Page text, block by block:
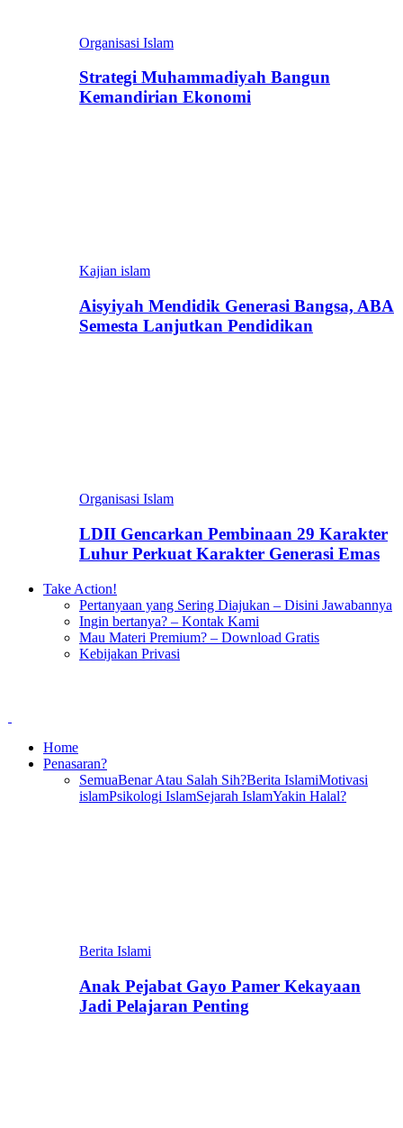
Organisasi Islam
Strategi Muhammadiyah Bangun
Kemandirian Ekonomi
Kajian islam
Aisyiyah Mendidik Generasi Bangsa, ABA
Semesta Lanjutkan Pendidikan
Organisasi Islam
LDII Gencarkan Pembinaan 29 Karakter
Luhur Perkuat Karakter Generasi Emas
Take Action!
Pertanyaan yang Sering Diajukan – Disini Jawabannya
Ingin bertanya? – Kontak Kami
Mau Materi Premium? – Download Gratis
Kebijakan Privasi
Home
Penasaran?
SemuaBenar Atau Salah Sih?Berita IslamiMotivasi
islamPsikologi IslamSejarah IslamYakin Halal?
Berita Islami
Anak Pejabat Gayo Pamer Kekayaan
Jadi Pelajaran Penting